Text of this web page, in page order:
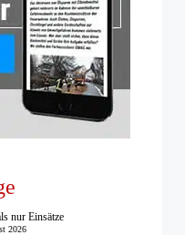
nur Einsätze
2026